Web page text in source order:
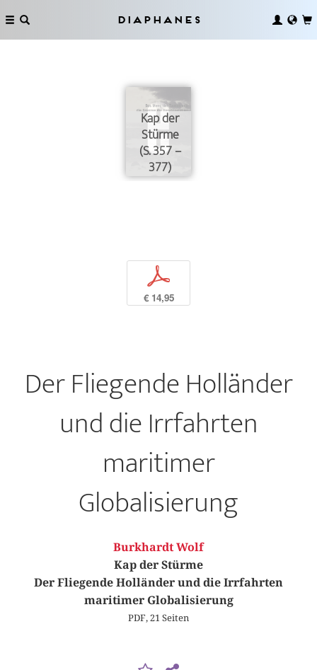
Diaphanes
Kap der
Stürme
(S. 357 –
377)
p
€ 14,95
Der Fliegende Holländer
und die Irrfahrten
maritimer
Globalisierung
Burkhardt Wolf
Kap der Stürme
Der Fliegende Holländer und die Irrfahrten
maritimer Globalisierung
PDF, 21 Seiten